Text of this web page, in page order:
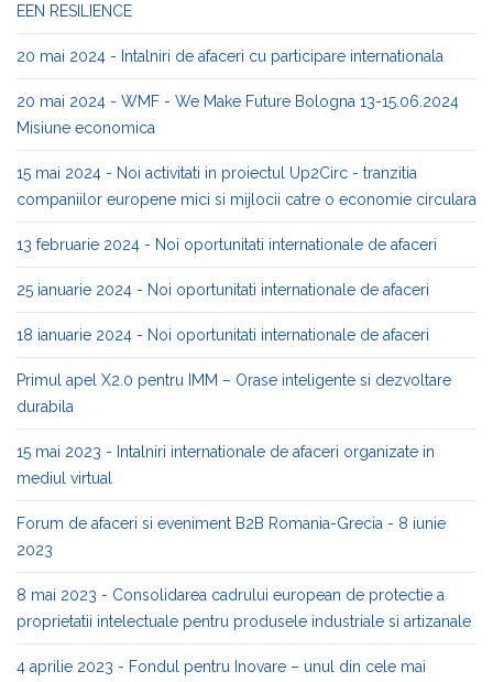
EEN RESILIENCE
20 mai 2024 - Intalniri de afaceri cu participare internationala
20 mai 2024 - WMF - We Make Future Bologna 13-15.06.2024
Misiune economica
15 mai 2024 - Noi activitati in proiectul Up2Circ - tranzitia
companiilor europene mici si mijlocii catre o economie circulara
13 februarie 2024 - Noi oportunitati internationale de afaceri
25 ianuarie 2024 - Noi oportunitati internationale de afaceri
18 ianuarie 2024 - Noi oportunitati internationale de afaceri
Primul apel X2.0 pentru IMM – Orase inteligente si dezvoltare
durabila
15 mai 2023 - Intalniri internationale de afaceri organizate in
mediul virtual
Forum de afaceri si eveniment B2B Romania-Grecia - 8 iunie
2023
8 mai 2023 - Consolidarea cadrului european de protectie a
proprietatii intelectuale pentru produsele industriale si artizanale
4 aprilie 2023 - Fondul pentru Inovare – unul din cele mai